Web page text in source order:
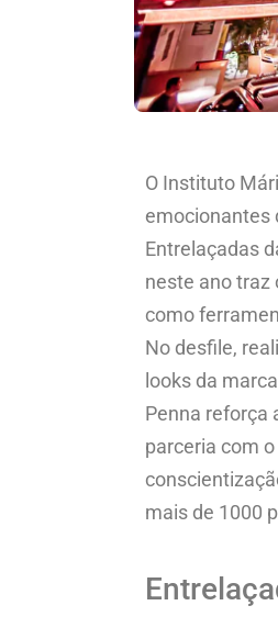
O Instituto
emocionantes
Entrelaçadas
neste ano traz
como
No desfile,
looks da
Penna reforça
parceria com
mais de 1000